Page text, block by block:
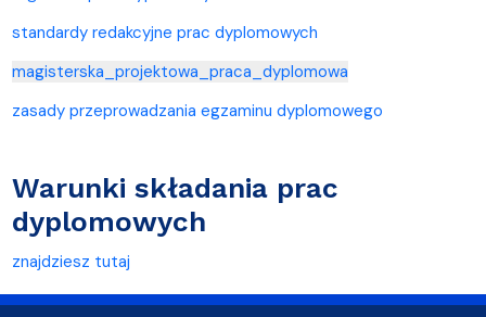
standardy redakcyjne prac dyplomowych
magisterska_projektowa_praca_dyplomowa
zasady przeprowadzania egzaminu dyplomowego
Warunki składania prac
dyplomowych
znajdziesz tutaj